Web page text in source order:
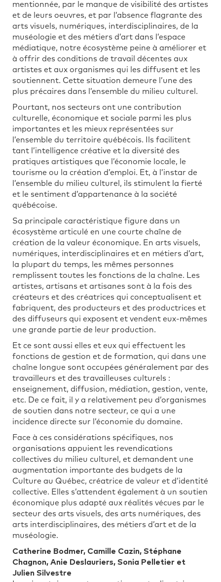
mentionnée, par le manque de visibilité des artistes
et de leurs oeuvres, et par l’absence flagrante des
arts visuels, numériques, interdisciplinaires, de la
muséologie et des métiers d’art dans l’espace
médiatique, notre écosystème peine à améliorer et
à offrir des conditions de travail décentes aux
artistes et aux organismes qui les diffusent et les
soutiennent. Cette situation demeure l’une des
plus précaires dans l’ensemble du milieu culturel.
Pourtant, nos secteurs ont une contribution
culturelle, économique et sociale parmi les plus
importantes et les mieux représentées sur
l’ensemble du territoire québécois. Ils facilitent
tant l’intelligence créative et la diversité des
pratiques artistiques que l’économie locale, le
tourisme ou la création d’emploi. Et, à l’instar de
l’ensemble du milieu culturel, ils stimulent la fierté
et le sentiment d’appartenance à la société
québécoise.
Sa principale caractéristique figure dans un
écosystème articulé en une courte chaîne de
création de la valeur économique. En arts visuels,
numériques, interdisciplinaires et en métiers d’art,
la plupart du temps, les mêmes personnes
remplissent toutes les fonctions de la chaîne. Les
artistes, artisans et artisanes sont à la fois des
créateurs et des créatrices qui conceptualisent et
fabriquent, des producteurs et des productrices et
des diffuseurs qui exposent et vendent eux-mêmes
une grande partie de leur production.
Et ce sont aussi elles et eux qui effectuent les
fonctions de gestion et de formation, qui dans une
chaîne longue sont occupées généralement par des
travailleurs et des travailleuses culturels :
enseignement, diffusion, médiation, gestion, vente,
etc. De ce fait, il y a relativement peu d’organismes
de soutien dans notre secteur, ce qui a une
incidence directe sur l’économie du domaine.
Face à ces considérations spécifiques, nos
organisations appuient les revendications
collectives du milieu culturel, et demandent une
augmentation importante des budgets de la
Culture au Québec, créatrice de valeur et d’identité
collective. Elles s’attendent également à un soutien
économique plus adapté aux réalités vécues par le
secteur des arts visuels, des arts numériques, des
arts interdisciplinaires, des métiers d’art et de la
muséologie.
Catherine Bodmer, Camille Cazin, Stéphane
Chagnon, Anie Deslauriers, Sonia Pelletier et
Julien Silvestre